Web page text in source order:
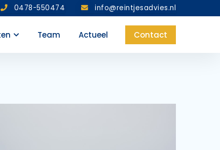
0478-550474 info@reintjesadvies.nl
Team Actueel Contact